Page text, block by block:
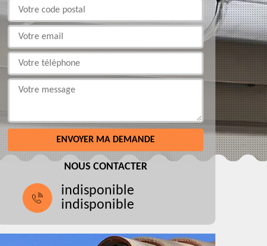
NOUS CONTACTER
indisponible
indisponible